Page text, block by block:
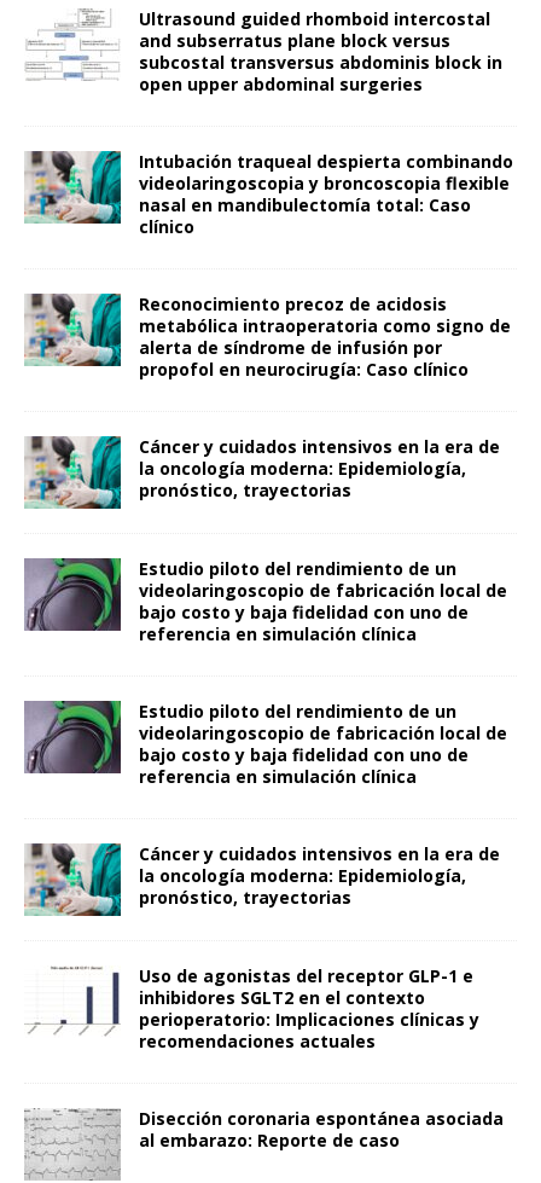
Ultrasound guided rhomboid intercostal
and subserratus plane block versus
subcostal transversus abdominis block in
open upper abdominal surgeries
Intubación traqueal despierta combinando
videolaringoscopia y broncoscopia flexible
nasal en mandibulectomía total: Caso
clínico
Reconocimiento precoz de acidosis
metabólica intraoperatoria como signo de
alerta de síndrome de infusión por
propofol en neurocirugía: Caso clínico
Cáncer y cuidados intensivos en la era de
la oncología moderna: Epidemiología,
pronóstico, trayectorias
Estudio piloto del rendimiento de un
videolaringoscopio de fabricación local de
bajo costo y baja fidelidad con uno de
referencia en simulación clínica
Estudio piloto del rendimiento de un
videolaringoscopio de fabricación local de
bajo costo y baja fidelidad con uno de
referencia en simulación clínica
Cáncer y cuidados intensivos en la era de
la oncología moderna: Epidemiología,
pronóstico, trayectorias
Uso de agonistas del receptor GLP-1 e
inhibidores SGLT2 en el contexto
perioperatorio: Implicaciones clínicas y
recomendaciones actuales
Disección coronaria espontánea asociada
al embarazo: Reporte de caso